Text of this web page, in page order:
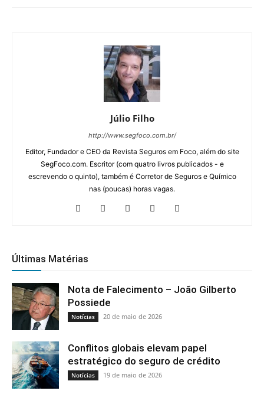
Júlio Filho
http://www.segfoco.com.br/
Editor, Fundador e CEO da Revista Seguros em Foco, além do site
SegFoco.com. Escritor (com quatro livros publicados - e
escrevendo o quinto), também é Corretor de Seguros e Químico
nas (poucas) horas vagas.
Últimas Matérias
Nota de Falecimento – João Gilberto
Possiede
Notícias 20 de maio de 2026
Conflitos globais elevam papel
estratégico do seguro de crédito
Notícias 19 de maio de 2026